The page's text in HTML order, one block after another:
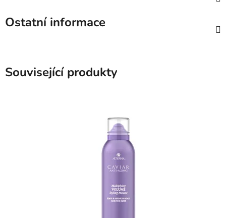
Ostatní informace
Související produkty